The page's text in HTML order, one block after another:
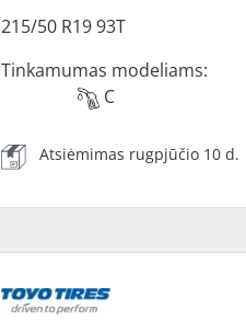
215/50 R19 93T
Tinkamumas modeliams:
C
Atsiėmimas rugpjūčio 10 d.